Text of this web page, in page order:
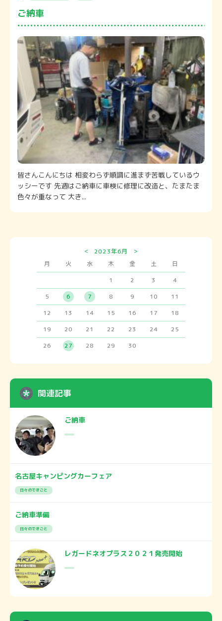
ご納車
皆さんこんにちは 相変わらず順調に進まず苦戦しているウ
ッシーです 先週はご納車に車検に修理に改造と、たまたま
色々が重なって 大き...
< 2023年6月
>
月
火 水 木 金 土
日
1
2 3
4
5
6 7 8 9 10
11
12
13 14 15 16 17
18
19
20 21 22 23 24
25
26
27 28 29 30
関連記事
ご納車
名古屋キャンピングカーフェア
日々のできごと
ご納車準備
日々のできごと
レガードネオプラス２０２１発売開始